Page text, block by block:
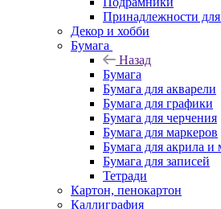
Принадлежности
Декор и хобби
Бумага
Назад
Бумага
Бумага для акварели
Бумага для графики
Бумага для черчения
Бумага для маркеров
Бумага для акрила и
Бумага для записей
Тетради
Картон, пенокартон
Каллиграфия